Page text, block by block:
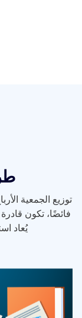
توزيع الجمعية
فائضًا، تكون
يُعاد